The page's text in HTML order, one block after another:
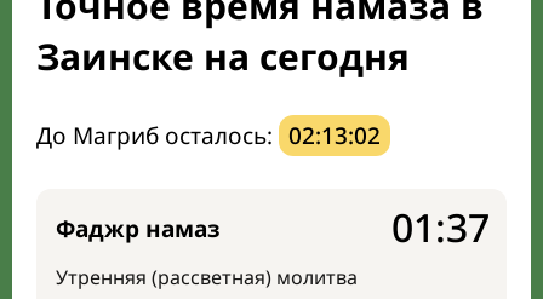
Направление киблы
Заинске на сегодня
До Магриб осталось: 02:13:01
Фаджр намаз
Утренняя (рассветная) молитва
01:37